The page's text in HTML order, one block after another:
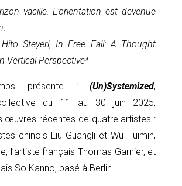
L’orientation est devenue
Hito Steyerl,In Free Fall: A Thought
Vertical Perspective*
présente :(Un)Systemized,
du 11 au 30 juin 2025,
œuvres récentes de quatre artistes :
chinois Liu Guangli et Wu Huimin,
l’artiste français Thomas Garnier, et
So Kanno, basé à Berlin.